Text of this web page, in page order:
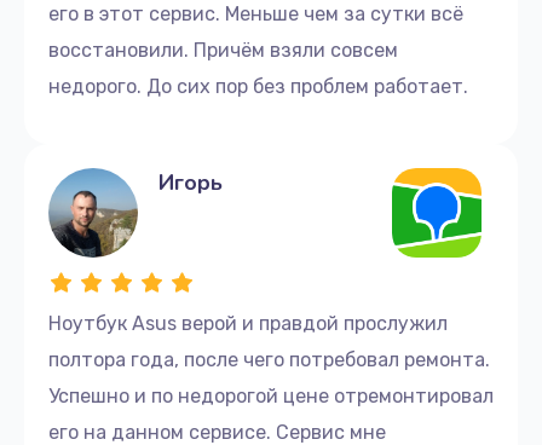
его в этот сервис. Меньше чем за сутки всё
восстановили. Причём взяли совсем
недорого. До сих пор без проблем работает.
Ноутбук Asus верой и правдой прослужил
полтора года, после чего потребовал ремонта.
Успешно и по недорогой цене отремонтировал
его на данном сервисе. Сервис мне
Игорь